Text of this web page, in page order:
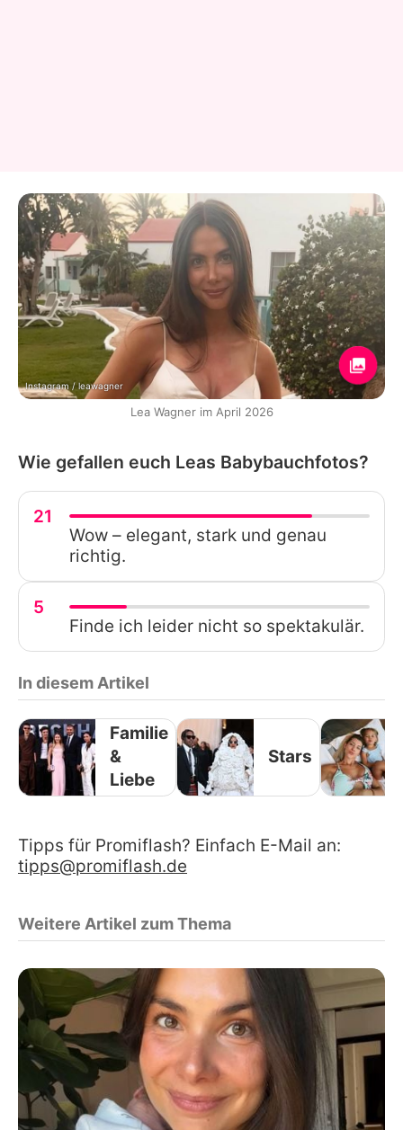
Instagram / leawagner
Lea Wagner im April 2026
Wie gefallen euch Leas Babybauchfotos?
21
Wow – elegant, stark und genau
richtig.
5
Finde ich leider nicht so spektakulär.
In diesem Artikel
Familie
&
Liebe
Stars
Tipps für Promiflash? Einfach E-Mail an:
tipps@promiflash.de
Weitere Artikel zum Thema